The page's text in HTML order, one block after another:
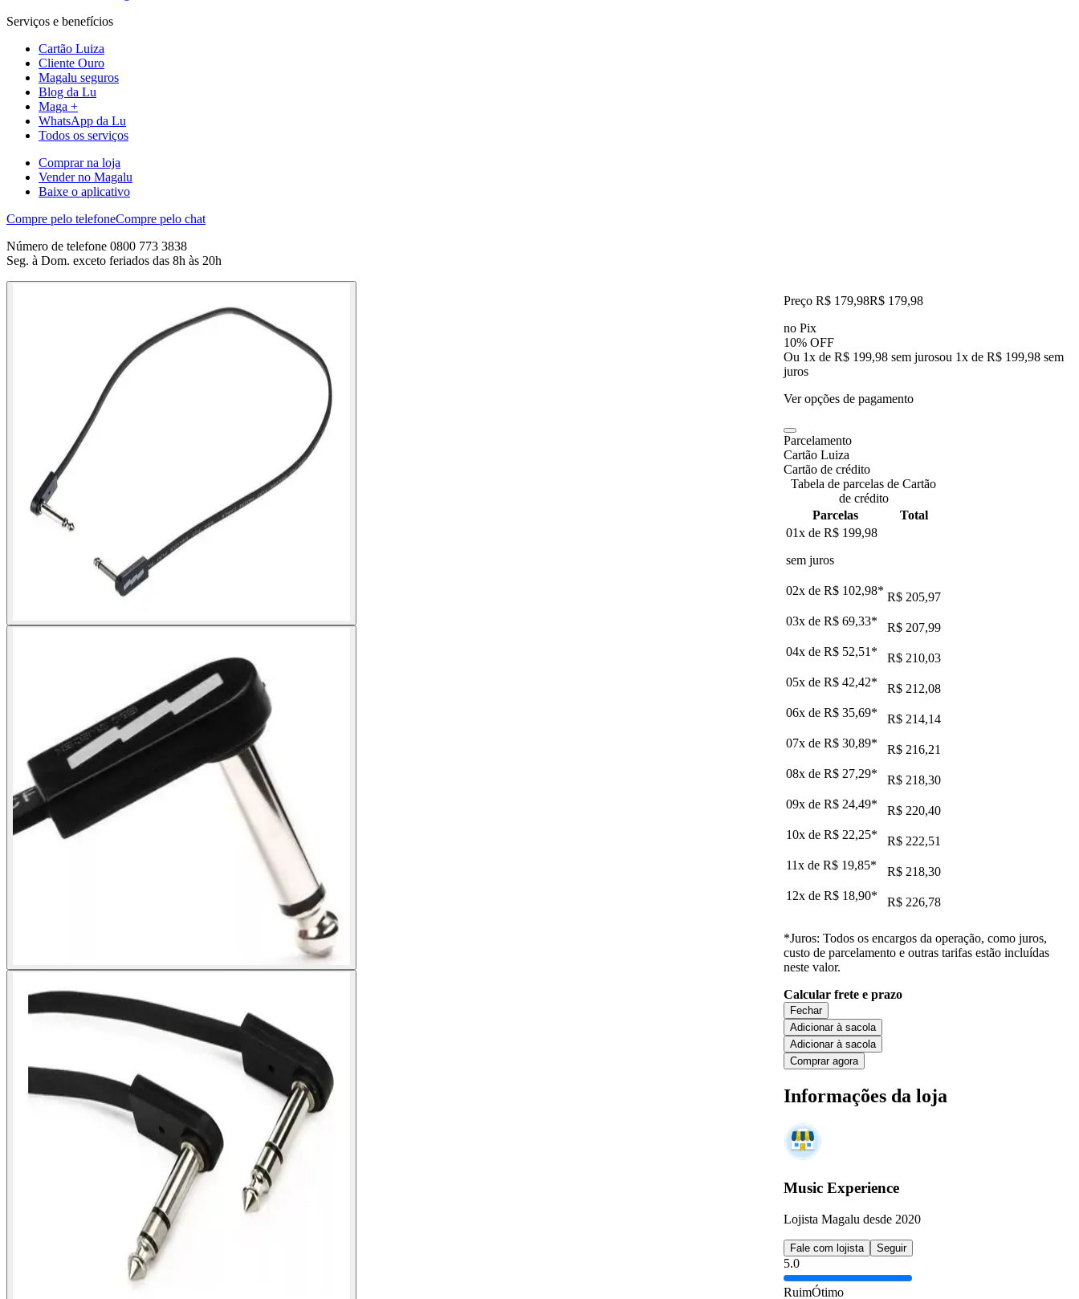
Serviços e benefícios
Cartão Luiza
Cliente Ouro
Magalu seguros
Blog da Lu
Maga +
WhatsApp da Lu
Todos os serviços
Comprar na loja
Vender no Magalu
Baixe o aplicativo
Compre pelo telefoneCompre pelo chat
Número de telefone 0800 773 3838
Seg. à Dom. exceto feriados das 8h às 20h
Preço R$ 179,98R$ 179,98
no Pix
10% OFF
Ou 1x de R$ 199,98 sem jurosou 1x de R$ 199,98 sem
juros
Ver opções de pagamento
Parcelamento
Cartão Luiza
Cartão de crédito
Tabela de parcelas de Cartão
de crédito
Parcelas
Total
01x de R$ 199,98
sem juros
02x de R$ 102,98* R$ 205,97
03x de R$ 69,33*
R$ 207,99
04x de R$ 52,51 *
R$ 210,03
05x de R$ 42,42*
R$ 212,08
06x de R$ 35,69*
R$ 214,14
07x de R$ 30,89*
R$ 216,21
08x de R$ 27,29*
R$ 218,30
09x de R$ 24,49*
R$ 220,40
10x de R$ 22,25*
R$ 222,51
11x de R$ 19,85*
R$ 218,30
12x de R$ 18,90* R$ 226,78
*Juros: Todos os encargos da operação, como juros,
custo de parcelamento e outras tarifas estão incluídas
neste valor.
Calcular frete e prazo
Fechar
Adicionar à sacola
Adicionar à sacola
Comprar agora
Informações da loja
Music Experience
Lojista Magalu desde 2020
Fale com lojista Seguir
5.0
RuimÓtimo